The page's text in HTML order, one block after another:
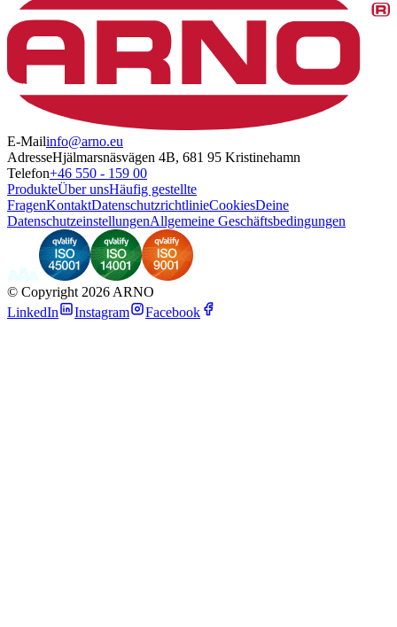
E-Mailinfo@arno.eu
AdresseHjälmarsnäsvägen 4B, 681 95 Kristinehamn
Telefon+46 550 - 159 00
ProdukteÜber unsHäufig gestellte
FragenKontaktDatenschutzrichtlinieCookiesDeine
DatenschutzeinstellungenAllgemeine Geschäftsbedingungen
© Copyright 2026 ARNO
LinkedIn
Instagram Facebook